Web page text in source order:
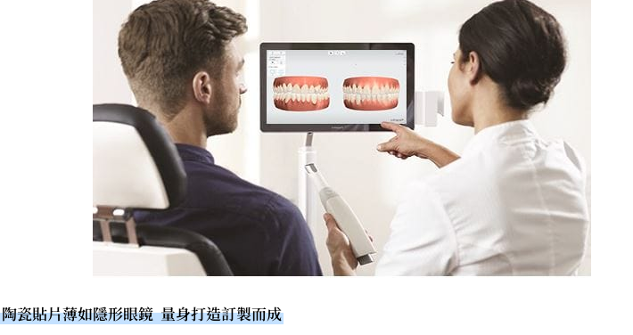
陶瓷貼片薄如隱形眼鏡 量身打造訂製而成